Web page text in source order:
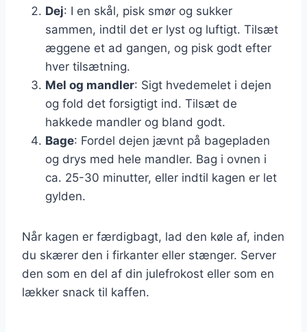
Dej: I en skål, pisk smør og sukker
sammen, indtil det er lyst og luftigt. Tilsæt
æggene et ad gangen, og pisk godt efter
hver tilsætning.
Mel og mandler: Sigt hvedemelet i dejen
og fold det forsigtigt ind. Tilsæt de
hakkede mandler og bland godt.
Bage: Fordel dejen jævnt på bagepladen
og drys med hele mandler. Bag i ovnen i
ca. 25-30 minutter, eller indtil kagen er let
gylden.
Når kagen er færdigbagt, lad den køle af, inden
du skærer den i firkanter eller stænger. Server
den som en del af din julefrokost eller som en
lækker snack til kaffen.